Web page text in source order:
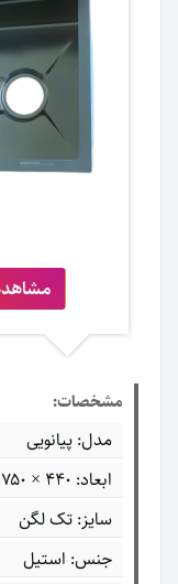
مشخصات:
مدل: پیانویی
ابعاد: ۴۴۰ × ۷۵۰ میلی‌متر
سایز: تک لگن
جنس: استیل